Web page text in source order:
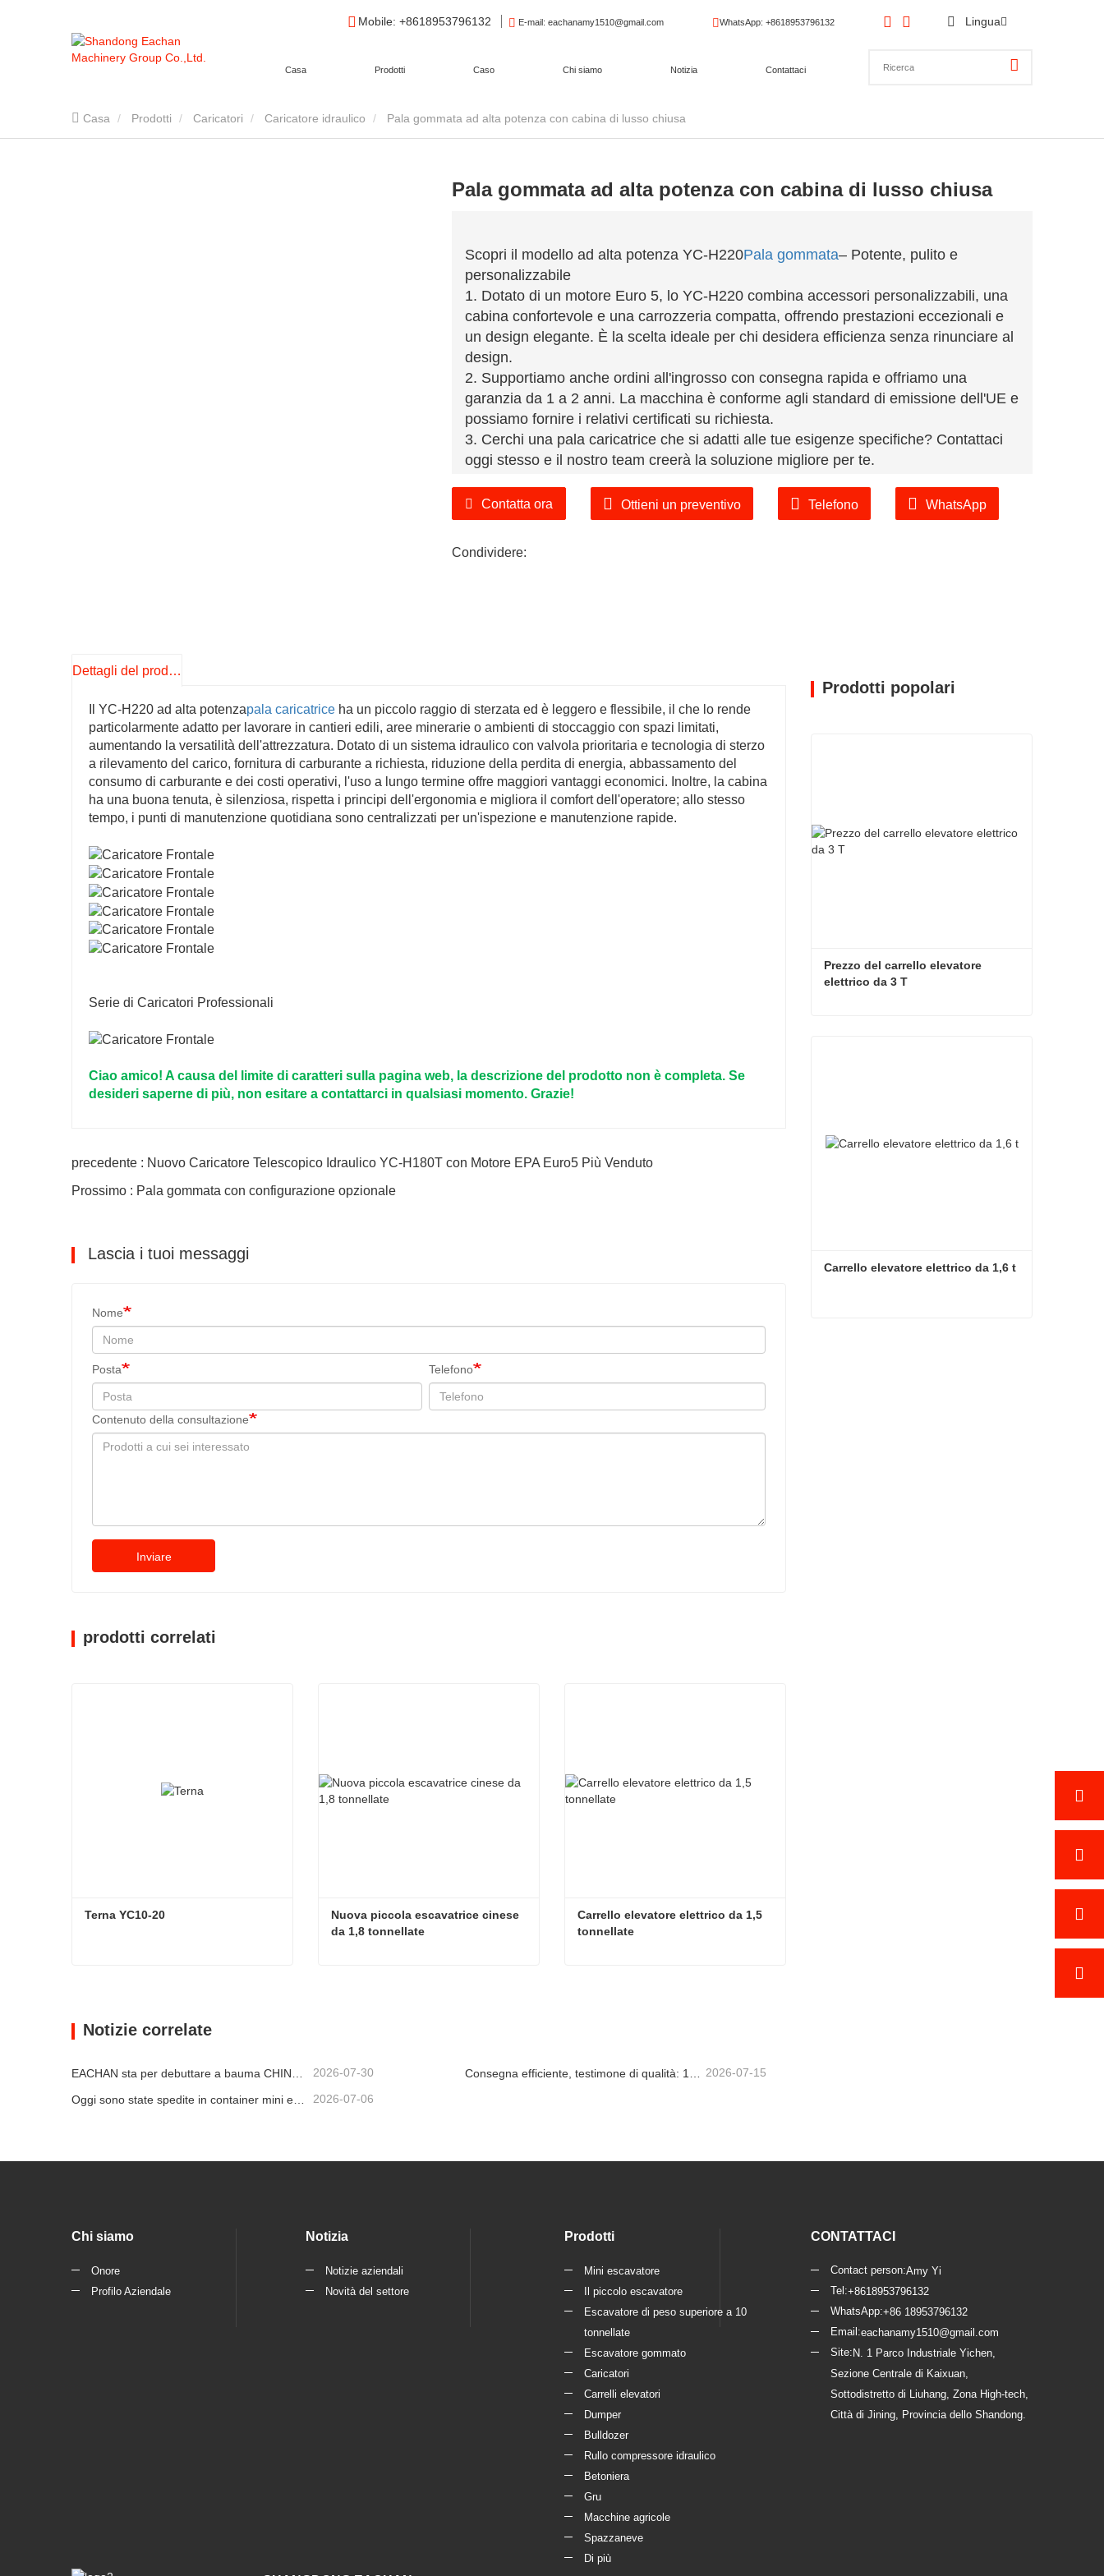
Casa Prodotti Caso Chi siamo Notizia Contattaci
Mobile: +8618953796132 E-mail: eachanamy1510@gmail.com WhatsApp: +8618953796132 Lingua
Casa Prodotti Caricatori Caricatore idraulico Pala gommata ad alta potenza con cabina di lusso chiusa
Pala gommata ad alta potenza con cabina di lusso chiusa
Scopri il modello ad alta potenza YC-H220Pala gommata– Potente, pulito e
personalizzabile
1. Dotato di un motore Euro 5, lo YC-H220 combina accessori personalizzabili, una
cabina confortevole e una carrozzeria compatta, offrendo prestazioni eccezionali e
un design elegante. È la scelta ideale per chi desidera efficienza senza rinunciare al
design.
2. Supportiamo anche ordini all'ingrosso con consegna rapida e offriamo una
garanzia da 1 a 2 anni. La macchina è conforme agli standard di emissione dell'UE e
possiamo fornire i relativi certificati su richiesta.
3. Cerchi una pala caricatrice che si adatti alle tue esigenze specifiche? Contattaci
oggi stesso e il nostro team creerà la soluzione migliore per te.
Contatta ora Ottieni un preventivo Telefono WhatsApp
Condividere:
Dettagli del prodotto
Il YC-H220 ad alta potenzapala caricatrice ha un piccolo raggio di sterzata ed è leggero e flessibile, il che lo rende
particolarmente adatto per lavorare in cantieri edili, aree minerarie o ambienti di stoccaggio con spazi limitati,
aumentando la versatilità dell'attrezzatura. Dotato di un sistema idraulico con valvola prioritaria e tecnologia di sterzo
a rilevamento del carico, fornitura di carburante a richiesta, riduzione della perdita di energia, abbassamento del
consumo di carburante e dei costi operativi, l'uso a lungo termine offre maggiori vantaggi economici. Inoltre, la cabina
ha una buona tenuta, è silenziosa, rispetta i principi dell'ergonomia e migliora il comfort dell'operatore; allo stesso
tempo, i punti di manutenzione quotidiana sono centralizzati per un'ispezione e manutenzione rapide.
Serie di Caricatori Professionali
Ciao amico! A causa del limite di caratteri sulla pagina web, la descrizione del prodotto non è completa. Se
desideri saperne di più, non esitare a contattarci in qualsiasi momento. Grazie!
precedente : Nuovo Caricatore Telescopico Idraulico YC-H180T con Motore EPA Euro5 Più Venduto
Prossimo : Pala gommata con configurazione opzionale
Lascia i tuoi messaggi
Nome
Posta Telefono
Contenuto della consultazione
Inviare
prodotti correlati
Terna YC10-20
Nuova piccola escavatrice cinese
da 1,8 tonnellate
Carrello elevatore elettrico da 1,5
tonnellate
Notizie correlate
2026-07-30 2026-07-15
Oggi sono state spedite in container mini escavatrici da 1,2 tonnellate e 1,5 tonnellate 2026-07-06
Prodotti popolari
Prezzo del carrello elevatore
elettrico da 3 T
Carrello elevatore elettrico da 1,6 t
Chi siamo
Onore
Profilo Aziendale
Notizia
Notizie aziendali
Novità del settore
Prodotti
Mini escavatore
Il piccolo escavatore
Escavatore di peso superiore a 10
tonnellate
Escavatore gommato
Caricatori
Carrelli elevatori
Dumper
Bulldozer
Rullo compressore idraulico
Betoniera
Gru
Macchine agricole
Spazzaneve
Di più
CONTATTACI
Contact person:Amy Yi
Tel:+8618953796132
WhatsApp:+86 18953796132
Email:eachanamy1510@gmail.com
Site: N. 1 Parco Industriale Yichen,
Sezione Centrale di Kaixuan,
Sottodistretto di Liuhang, Zona High-tech,
Città di Jining, Provincia dello Shandong.